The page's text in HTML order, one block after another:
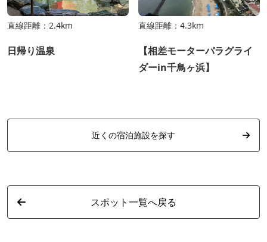
直線距離：2.4km
日帰り温泉
直線距離：4.3km
【相差モーターパラグライ
ダーin千鳥ヶ浜】
近くの宿泊施設を探す
スポット一覧へ戻る